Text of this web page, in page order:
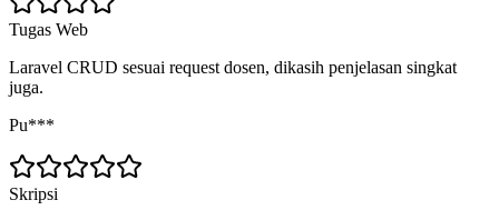
Tugas Web
Laravel CRUD sesuai request dosen, dikasih penjelasan singkat
juga.
Pu***
Skripsi